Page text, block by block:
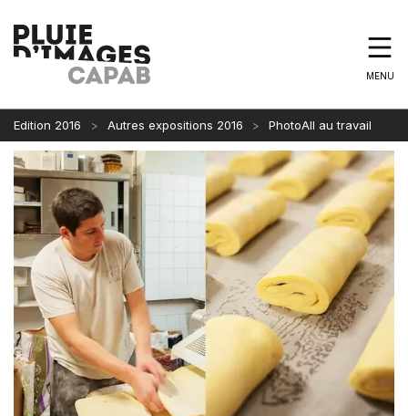
MENU
Edition 2016 Autres expositions 2016 PhotoAll au travail